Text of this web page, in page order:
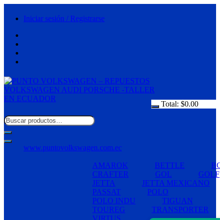
Iniciar sesión / Registrarse
Total: $0.00
www.puntovolkswagen.com.ec
AMAROK BETTLE
CRAFTER
GOL
GOLF
JETTA
JETTA MEXICANO
PASSAT
POLO
POLO INDU
TIGUAN
TOUREG
TRANSPORTER
VIRTUS